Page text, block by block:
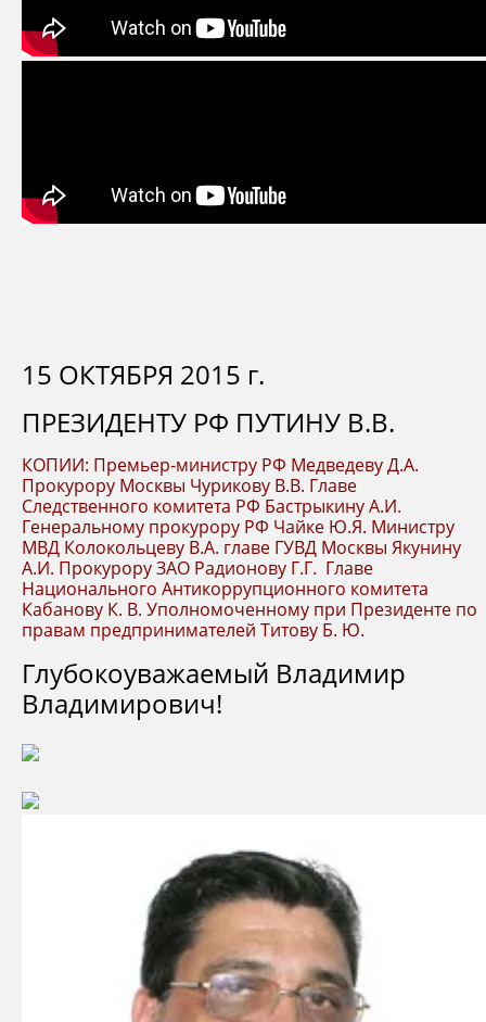
15 ОКТЯБРЯ 2015 г.
ПРЕЗИДЕНТУ РФ ПУТИНУ В.В.
КОПИИ: Премьер-министру РФ Медведеву Д.А.
Прокурору Москвы Чурикову В.В. Главе
Следственного комитета РФ Бастрыкину А.И.
Генеральному прокурору РФ Чайке Ю.Я. Министру
МВД Колокольцеву В.А. главе ГУВД Москвы Якунину
А.И. Прокурору ЗАО Радионову Г.Г. Главе
Национального Антикоррупционного комитета
Кабанову К. В. Уполномоченному при Президенте по
правам предпринимателей Титову Б. Ю.
Глубокоуважаемый Владимир
Владимирович!